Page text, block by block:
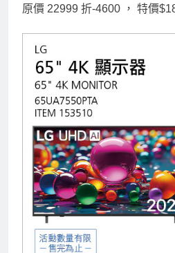
原價 22999 折-4600 ， 特價